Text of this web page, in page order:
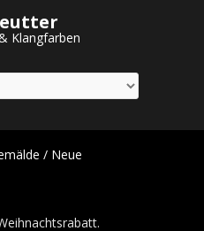
Klangfarben
/ Neue